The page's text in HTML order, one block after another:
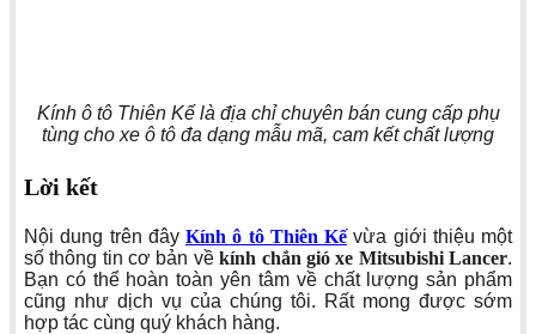
Kính ô tô Thiên Kế là địa chỉ chuyên bán cung cấp phụ
tùng cho xe ô tô đa dạng mẫu mã, cam kết chất lượng
Lời kết
Nội dung trên đây Kính ô tô Thiên Kếvừa giới thiệu một
số thông tin cơ bản vềkính chắn gió xe Mitsubishi Lancer.
Bạn có thể hoàn toàn yên tâm về chất lượng sản phẩm
cũng như dịch vụ của chúng tôi. Rất mong được sớm
hợp tác cùng quý khách hàng.